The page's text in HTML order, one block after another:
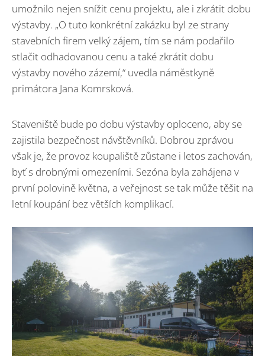
umožnilo nejen snížit cenu projektu, ale i zkrátit dobu
výstavby. „O tuto konkrétní zakázku byl ze strany
stavebních firem velký zájem, tím se nám podařilo
stlačit odhadovanou cenu a také zkrátit dobu
výstavby nového zázemí,“ uvedla náměstkyně
primátora Jana Komrsková.
Staveniště bude po dobu výstavby oploceno, aby se
zajistila bezpečnost návštěvníků. Dobrou zprávou
však je, že provoz koupaliště zůstane i letos zachován,
byť s drobnými omezeními. Sezóna byla zahájena v
první polovině května, a veřejnost se tak může těšit na
letní koupání bez větších komplikací.